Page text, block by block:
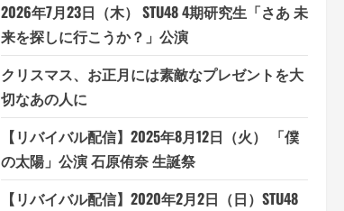
2026年7月23日（木） STU48 4期研究生「さあ 未
来を探しに行こうか？」公演
クリスマス、お正月には素敵なプレゼントを大
切なあの人に
【リバイバル配信】2025年8月12日（火） 「僕
の太陽」公演 石原侑奈 生誕祭
【リバイバル配信】2020年2月2日（日）STU48